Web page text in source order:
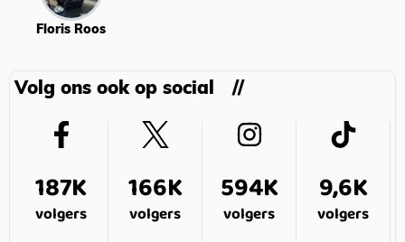
Floris Roos
Volg ons ook op social
187K
volgers
166K
volgers
594K
volgers
9,6K
volgers